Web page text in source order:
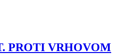
PROTI VRHOVOM